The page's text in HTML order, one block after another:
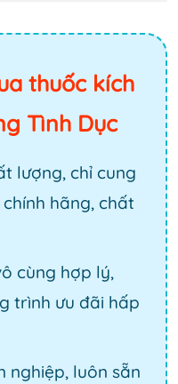
thuốc kích
Tình Dục
lượng, chỉ cung
hãng, chất
cùng hợp lý,
trình ưu đãi hấp
nghiệp, luôn sẵn